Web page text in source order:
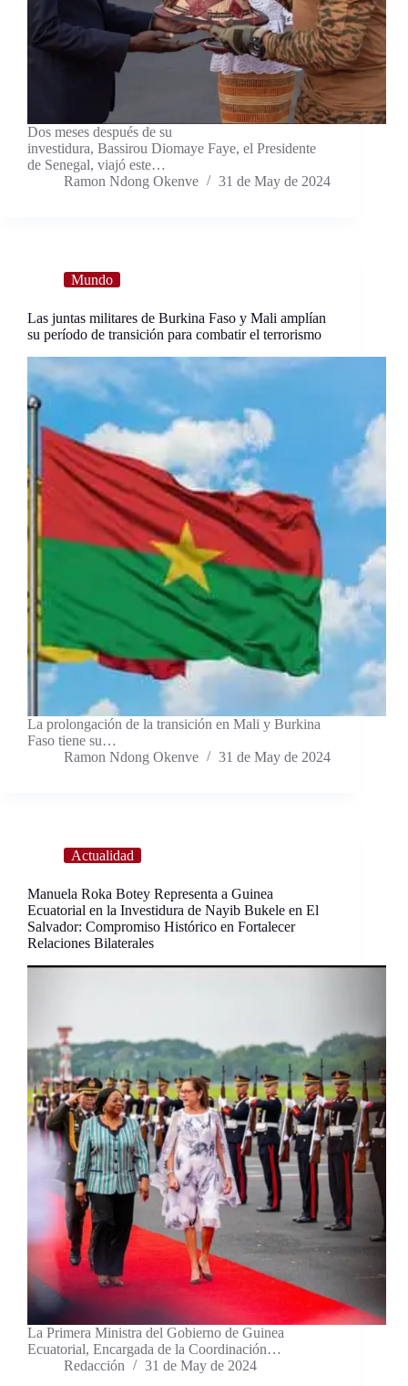
Dos meses después de su
investidura, Bassirou Diomaye Faye, el Presidente
de Senegal, viajó este…
Ramon Ndong Okenve
31 de May de 2024
Mundo
Las juntas militares de Burkina Faso y Mali amplían
su período de transición para combatir el terrorismo
La prolongación de la transición en Mali y Burkina
Faso tiene su…
Ramon Ndong Okenve
31 de May de 2024
Actualidad
Manuela Roka Botey Representa a Guinea
Ecuatorial en la Investidura de Nayib Bukele en El
Salvador: Compromiso Histórico en Fortalecer
Relaciones Bilaterales
La Primera Ministra del Gobierno de Guinea
Ecuatorial, Encargada de la Coordinación…
Redacción
31 de May de 2024